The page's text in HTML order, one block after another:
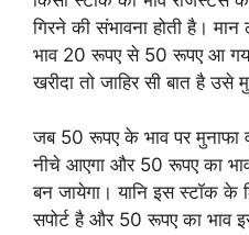
गिरने की संभावना होती है।
भाव 20 रूपए से 50 रूपए आ
खरीदा तो जाहिर सी बात है उसे
जब 50 रूपए के भाव पर मुनाफा
नीचे आएगा और 50 रूपए का
बन जायेगा। यानि इस स्टॉक के
सपोर्ट है और 50 रूपए का भाव